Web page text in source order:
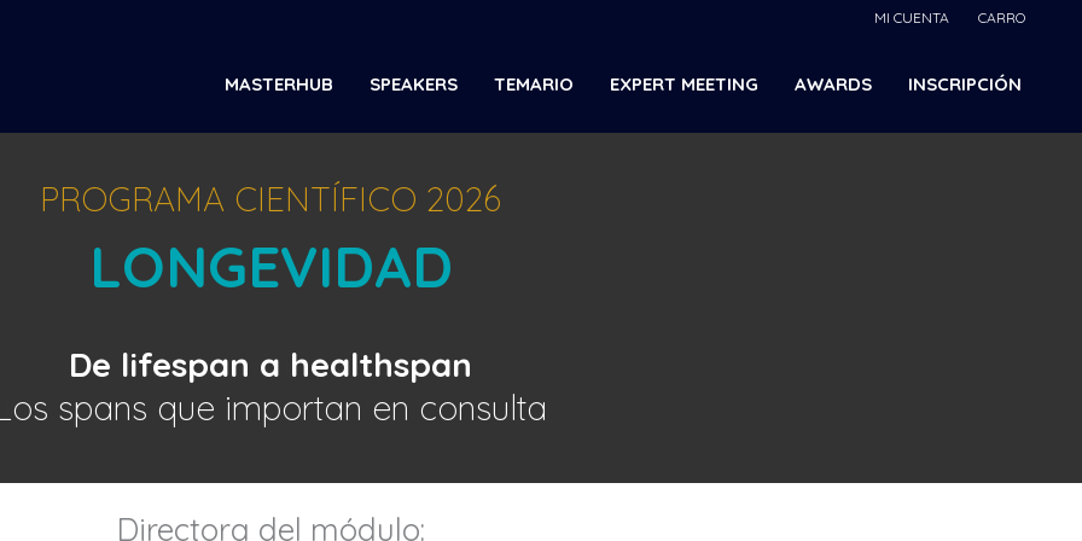
MI CUENTA CARRO
MASTERHUB SPEAKERS TEMARIO EXPERT MEETING AWARDS INSCRIPCIÓN
PROGRAMA CIENTÍFICO 2026
LONGEVIDAD
De lifespan a healthspan
spans que importan en consulta
Directora del módulo: